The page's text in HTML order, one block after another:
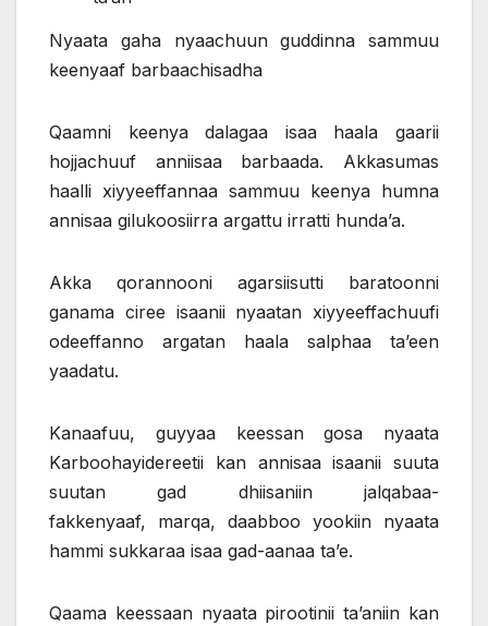
Nyaata gaha nyaachuun guddinna sammuu
keenyaaf barbaachisadha
Qaamni keenya dalagaa isaa haala gaarii
hojjachuuf anniisaa barbaada. Akkasumas
haalli xiyyeeffannaa sammuu keenya humna
annisaa gilukoosiirra argattu irratti hunda’a.
Akka qorannooni agarsiisutti baratoonni
ganama ciree isaanii nyaatan xiyyeeffachuufi
odeeffanno argatan haala salphaa ta’een
yaadatu.
Kanaafuu, guyyaa keessan gosa nyaata
Karboohayidereetii kan annisaa isaanii suuta
suutan gad dhiisaniin jalqabaa-
fakkenyaaf, marqa, daabboo yookiin nyaata
hammi sukkaraa isaa gad-aanaa ta’e.
Qaama keessaan nyaata pirootinii ta’aniin kan